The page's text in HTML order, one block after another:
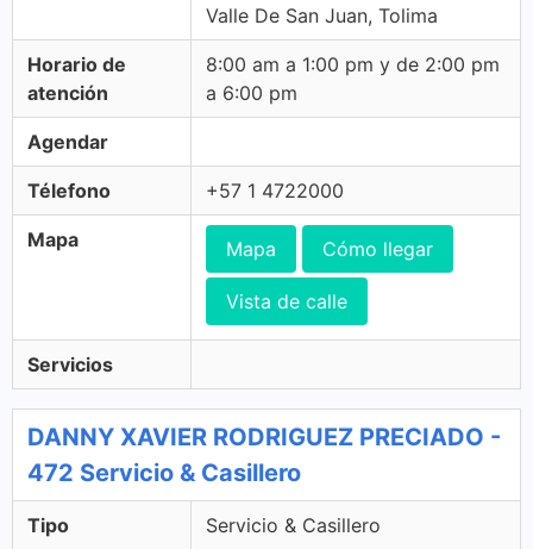
Valle De San Juan, Tolima
Horario de
atención
8:00 am a 1:00 pm y de 2:00 pm
a 6:00 pm
Agendar
Télefono +57 1 4722000
Mapa Mapa Cómo llegar
Vista de calle
Servicios
DANNY XAVIER RODRIGUEZ PRECIADO -
472 Servicio & Casillero
Tipo Servicio & Casillero